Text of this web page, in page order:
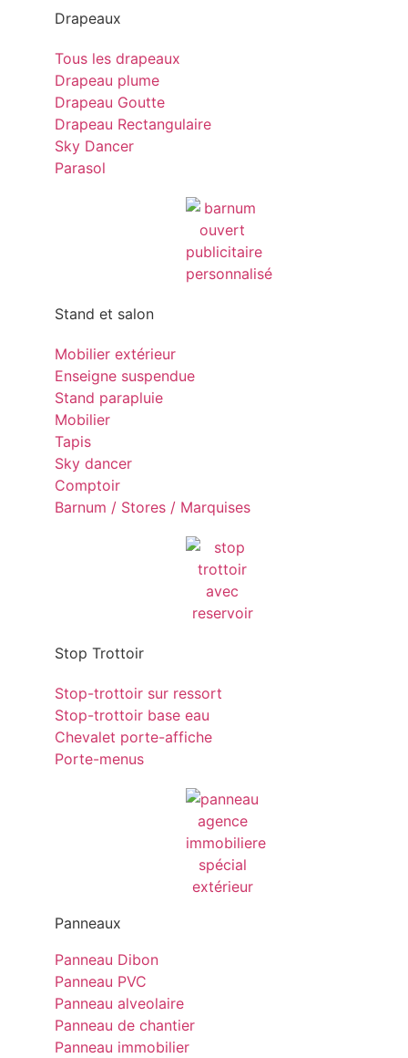
Drapeaux
Tous les drapeaux
Drapeau plume
Drapeau Goutte
Drapeau Rectangulaire
Sky Dancer
Parasol
Stand et salon
Mobilier extérieur
Enseigne suspendue
Stand parapluie
Mobilier
Tapis
Sky dancer
Comptoir
Barnum / Stores / Marquises
Stop Trottoir
Stop-trottoir sur ressort
Stop-trottoir base eau
Chevalet porte-affiche
Porte-menus
Panneaux
Panneau Dibon
Panneau PVC
Panneau alveolaire
Panneau de chantier
Panneau immobilier